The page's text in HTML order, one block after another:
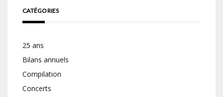
CATÉGORIES
25 ans
Bilans annuels
Compilation
Concerts